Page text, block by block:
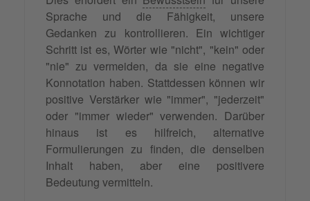
Sprache und die Fähigkeit, unsere
Gedanken zu kontrollieren. Ein wichtiger
Schritt ist es, Wörter wie "nicht", "kein" oder
"nie" zu vermeiden, da sie eine negative
Konnotation haben. Stattdessen können wir
positive Verstärker wie "immer", "jederzeit"
oder "immer wieder" verwenden. Darüber
hinaus ist es hilfreich, alternative
Formulierungen zu finden, die denselben
Inhalt haben, aber eine positivere
Bedeutung vermitteln.